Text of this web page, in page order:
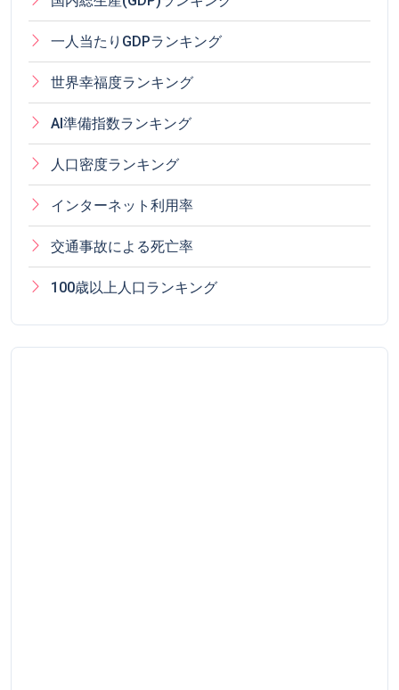
一人当たりGDPランキング
世界幸福度ランキング
AI準備指数ランキング
人口密度ランキング
インターネット利用率
交通事故による死亡率
100歳以上人口ランキング